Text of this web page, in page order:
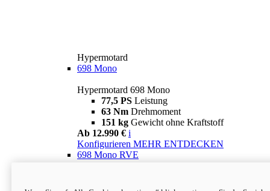
Hypermotard
698 Mono
Hypermotard 698 Mono
77,5 PS Leistung
63 Nm Drehmoment
151 kg Gewicht ohne Kraftstoff
Ab 12.990 € i
Konfigurieren MEHR ENTDECKEN
698 Mono RVE
77,5 PS
Leistung